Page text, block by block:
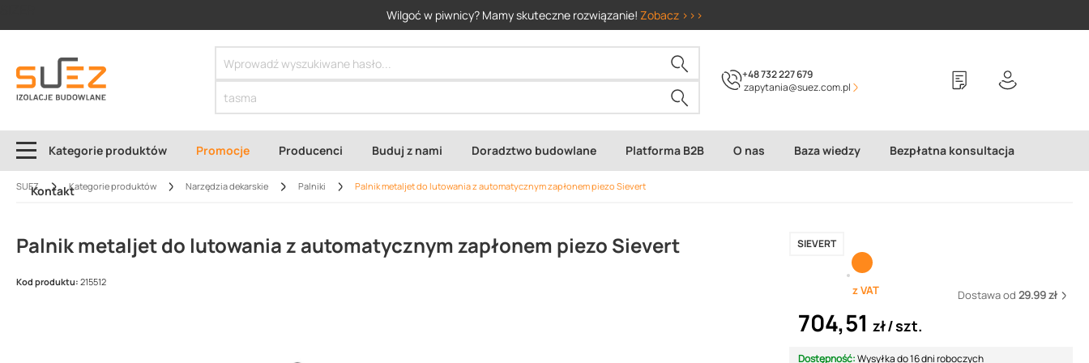
Wilgoć w piwnicy? Mamy skuteczne rozwiązanie! Zobacz >>>
+48 732 227 679
zapytania@suez.com.pl
Kategorie produktów Promocje Producenci Buduj z nami Doradztwo budowlane Platforma B2B O nas Baza wiedzy Bezpłatna konsultacja
Kontakt
SUEZ Kategorie produktów Narzędzia dekarskie Palniki Palnik metaljet do lutowania z automatycznym zapłonem piezo Sievert
Palnik metaljet do lutowania z automatycznym zapłonem piezo Sievert SIEVERT
Kod produktu: 215512
z VAT Dostawa od 29.99 zł
704,51 zł szt.
Dostępność:Wysyłka do 16 dni roboczych